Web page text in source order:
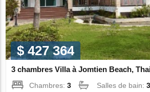
$ 427 364
3 chambres Villa à Jomtien Beach,
Chambres:3 Salles de bain:3